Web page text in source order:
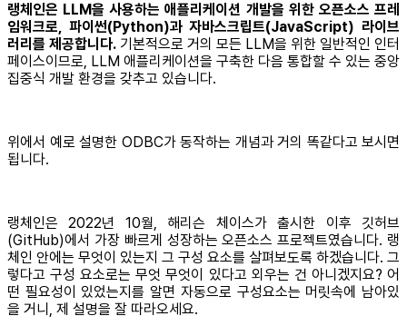
랭체인은 LLM을 사용하는 애플리케이션 개발을 위한 오픈소스 프레
임워크로, 파이썬(Python)과 자바스크립트(JavaScript) 라이브
러리를 제공합니다. 기본적으로 거의 모든 LLM을 위한 일반적인 인터
페이스이므로, LLM 애플리케이션을 구축한 다음 통합할 수 있는 중앙
집중식 개발 환경을 갖추고 있습니다.
위에서 예로 설명한 ODBC가 동작하는 개념과 거의 똑같다고 보시면
됩니다.
랭체인은 2022년 10월, 해리슨 체이스가 출시한 이후 깃허브
(GitHub)에서 가장 빠르게 성장하는 오픈소스 프로젝트였습니다. 랭
체인 안에는 무엇이 있는지 그 구성 요소를 살펴보도록 하겠습니다. 그
렇다고 구성 요소로는 무엇 무엇이 있다고 외우는 건 아니겠지요? 어
떤 필요성이 있었는지를 알면 자동으로 구성요소는 머릿속에 남아있
을 거니, 제 설명을 잘 따라오세요.